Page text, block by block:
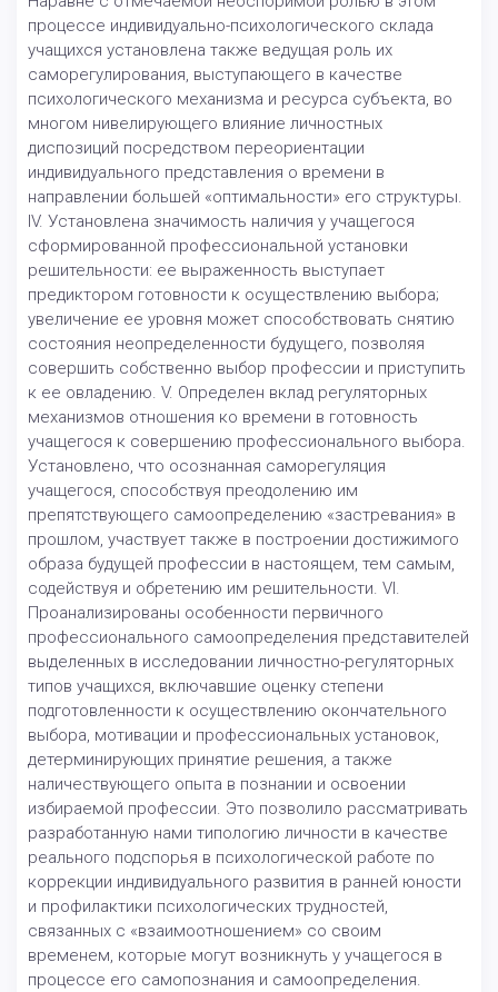
процессе индивидуально-психологического склада
учащихся установлена также ведущая роль их
саморегулирования, выступающего в качестве
психологического механизма и ресурса субъекта, во
многом нивелирующего влияние личностных
диспозиций посредством переориентации
индивидуального представления о времени в
направлении большей «оптимальности» его структуры.
IV. Установлена значимость наличия у учащегося
сформированной профессиональной установки
решительности: ее выраженность выступает
предиктором готовности к осуществлению выбора;
увеличение ее уровня может способствовать снятию
состояния неопределенности будущего, позволяя
совершить собственно выбор профессии и приступить
к ее овладению. V. Определен вклад регуляторных
механизмов отношения ко времени в готовность
учащегося к совершению профессионального выбора.
Установлено, что осознанная саморегуляция
учащегося, способствуя преодолению им
препятствующего самоопределению «застревания» в
прошлом, участвует также в построении достижимого
образа будущей профессии в настоящем, тем самым,
содействуя и обретению им решительности. VI.
Проанализированы особенности первичного
профессионального самоопределения представителей
выделенных в исследовании личностно-регуляторных
типов учащихся, включавшие оценку степени
подготовленности к осуществлению окончательного
выбора, мотивации и профессиональных установок,
детерминирующих принятие решения, а также
наличествующего опыта в познании и освоении
избираемой профессии. Это позволило рассматривать
разработанную нами типологию личности в качестве
реального подспорья в психологической работе по
коррекции индивидуального развития в ранней юности
и профилактики психологических трудностей,
связанных с «взаимоотношением» со своим
временем, которые могут возникнуть у учащегося в
процессе его самопознания и самоопределения.